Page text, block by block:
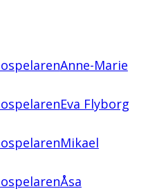
Anne-Marie
Eva Flyborg
Mikael
Åsa